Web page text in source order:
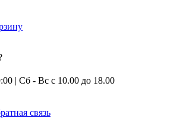
| Сб - Вс с 10.00 до 18.00
связь